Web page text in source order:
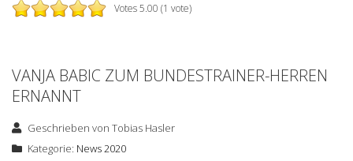
Votes 5.00 (1 vote)
VANJA BABIC ZUM BUNDESTRAINER-HERREN
ERNANNT
Geschrieben vonTobias Hasler
Kategorie: News 2020